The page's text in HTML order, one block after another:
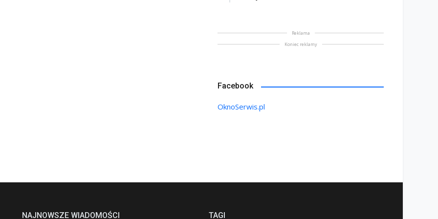
Reklama
Koniec reklamy
Facebook
OknoSerwis.pl
NAJNOWSZE WIADOMOŚCI TAGI